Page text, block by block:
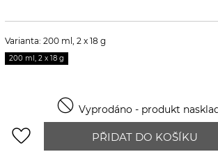
Varianta: 200 ml, 2 x 18 g
200 ml, 2 x 18 g
 Vyprodáno - produkt
favorite_border PŘIDAT DO KOŠÍKU